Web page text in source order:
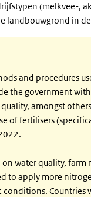
(melkvee-,
landbouwgrond in
and procedures
the government
amongst
of fertilisers
water quality, farm
to apply more
conditions.